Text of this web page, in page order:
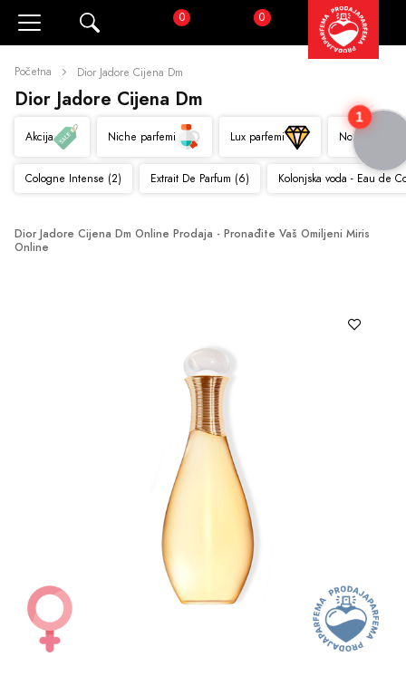
0 Korpa
0
Početna Dior Jadore Cijena Dm
Dior Jadore Cijena Dm
Akcija Niche parfemi Lux parfemi Novo
Cologne Intense (2) Extrait De Parfum (6) Kolonjska voda - Eau de
Dior Jadore Cijena Dm Online Prodaja - Pronađite Vaš Omiljeni Miris
Online
1